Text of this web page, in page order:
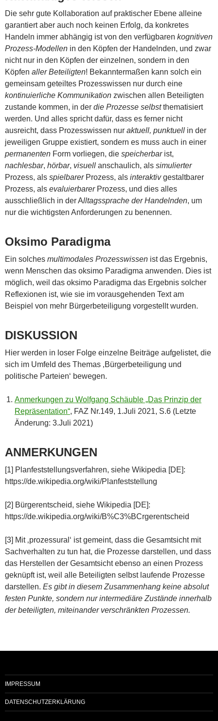
Die sehr gute Kollaboration auf praktischer Ebene alleine
garantiert aber auch noch keinen Erfolg, da konkretes
Handeln immer abhängig ist von den verfügbaren kognitiven
Prozess-Modellen in den Köpfen der Handelnden, und zwar
nicht nur in den Köpfen der einzelnen, sondern in den
Köpfen aller Beteiligten! Bekanntermaßen kann solch ein
gemeinsam geteiltes Prozesswissen nur durch eine
kontinuierliche Kommunikation zwischen allen Beteiligten
zustande kommen, in der die Prozesse selbstthematisiert
werden. Und alles spricht dafür, dass es ferner nicht
ausreicht, dass Prozesswissen nur aktuell, punktuell in der
jeweiligen Gruppe existiert, sondern es muss auch in einer
permanenten Form vorliegen, die speicherbarist,
nachlesbar, hörbar, visuell anschaulich, als simulierter
Prozess, als spielbarer Prozess, als interaktivgestaltbarer
Prozess, als evaluierbarerProzess, und dies alles
ausschließlich in der Alltagssprache der Handelnden, um
nur die wichtigsten Anforderungen zu benennen.
Oksimo Paradigma
Ein solches multimodales Prozesswissen ist das Ergebnis,
wenn Menschen das oksimo Paradigma anwenden. Dies ist
möglich, weil das oksimo Paradigma das Ergebnis solcher
Reflexionen ist, wie sie im vorausgehenden Text am
Beispiel von mehr Bürgerbeteiligung vorgestellt wurden.
DISKUSSION
Hier werden in loser Folge einzelne Beiträge aufgelistet, die
sich im Umfeld des Themas ‚Bürgerbeteiligung und
politische Parteien‘ bewegen.
Anmerkungen zu Wolfgang Schäuble „Das Prinzip der
Repräsentation“, FAZ Nr.149, 1.Juli 2021, S.6 (Letzte
Änderung: 3.Juli 2021)
ANMERKUNGEN
[1] Planfeststellungsverfahren, siehe Wikipedia [DE]:
https://de.wikipedia.org/wiki/Planfeststellung
[2] Bürgerentscheid, siehe Wikipedia [DE]:
https://de.wikipedia.org/wiki/B%C3%BCrgerentscheid
[3] Mit ‚prozessural‘ ist gemeint, dass die Gesamtsicht mit
Sachverhalten zu tun hat, die Prozesse darstellen, und dass
das Herstellen der Gesamtsicht ebenso an einen Prozess
geknüpft ist, weil alle Beteiligten selbst laufende Prozesse
darstellen. Es gibt in diesem Zusammenhang keine absolut
festen Punkte, sondern nur intermediäre Zustände innerhalb
der beteiligten, miteinander verschränkten Prozessen.
IMPRESSUM
DATENSCHUTZERKLÄRUNG